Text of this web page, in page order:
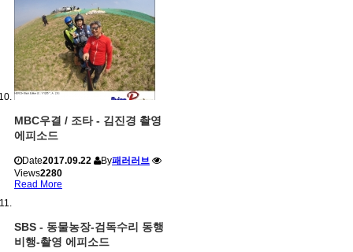
MBC우결 / 조타 - 김진경 촬영
에피소드
Date2017.09.22 By패러러브
Views2280
Read More
SBS - 동물농장-검독수리 동행
비행-촬영 에피소드